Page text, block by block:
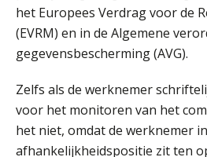
het Europees Verdrag voor de
(EVRM) en in de Algemene
gegevensbescherming (AVG).
Zelfs als de werknemer
voor het monitoren van het
het niet, omdat de werknemer
afhankelijkheidspositie zit ten
AUG
Markus Verbeek
24
AUG
MOCuitgevers